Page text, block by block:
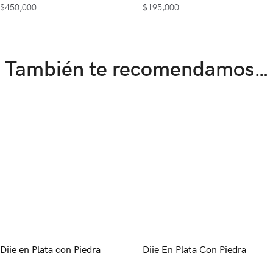
$450,000 $195,000
También te recomendamos…
Dije en Plata con Piedra
Dije En Plata Con Piedra